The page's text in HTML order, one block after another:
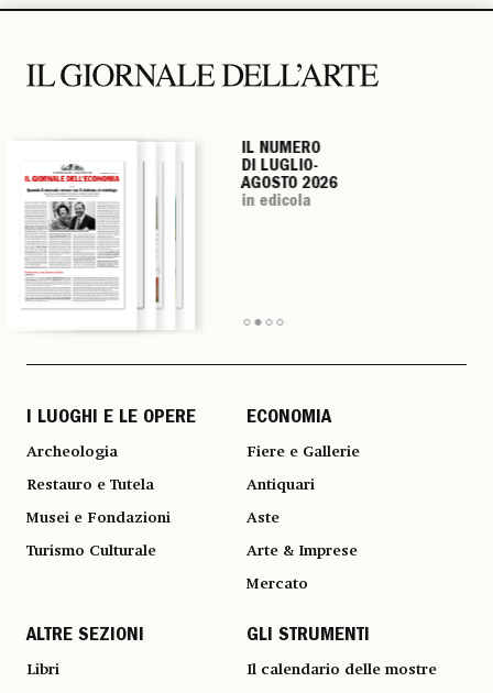
IL NUMERO
DI LUGLIO-
AGOSTO 2026
in edicola
IL NUMERO
DI LUGLIO-
AGOSTO 2026
in edicola
IL NUMERO
DI LUGLIO-
AGOSTO 2026
in edicola
IL NUMERO
DI LUGLIO-
AGOSTO 2026
in edicola
I LUOGHI E LE OPERE
Archeologia
Restauro e Tutela
Musei e Fondazioni
Turismo Culturale
ECONOMIA
Fiere e Gallerie
Antiquari
Aste
Arte & Imprese
Mercato
ALTRE SEZIONI
Libri
GLI STRUMENTI
Il calendario delle mostre